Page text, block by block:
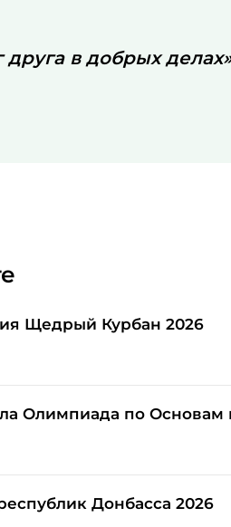
в добрых
Щедрый Курбан 2026
Олимпиада по Основам
Донбасса 2026